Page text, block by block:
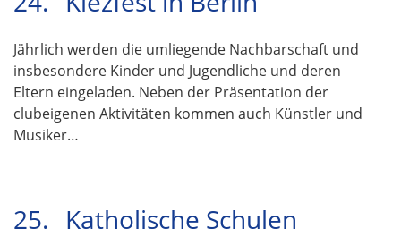
Jährlich werden die umliegende Nachbarschaft und
insbesondere Kinder und Jugendliche und deren
Eltern eingeladen. Neben der Präsentation der
clubeigenen Aktivitäten kommen auch Künstler und
Musiker…
25. Katholische Schulen